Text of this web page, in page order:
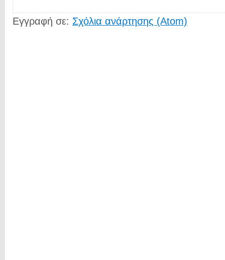
Εγγραφή σε: Σχόλια ανάρτησης (Atom)